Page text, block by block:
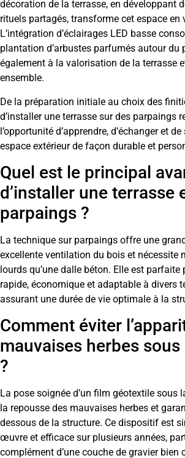
décoration de la terrasse, en développant
rituels partagés, transforme cet espace en
L’intégration d’éclairages LED basse
plantation d’arbustes parfumés autour du
également à la valorisation de la terrasse
ensemble.
De la préparation initiale au choix des
d’installer une terrasse sur des parpaings
l’opportunité d’apprendre, d’échanger et
espace extérieur de façon durable et
Quel est le principal
d’installer une terrasse
parpaings ?
La technique sur parpaings offre une
excellente ventilation du bois et nécessite
lourds qu’une dalle béton. Elle est parfaite
rapide, économique et adaptable à divers
assurant une durée de vie optimale à la
Comment éviter
mauvaises herbes
?
La pose soignée d’un film géotextile sous
la repousse des mauvaises herbes et
dessous de la structure. Ce dispositif est
œuvre et efficace sur plusieurs années,
complément d’une couche de gravier bien